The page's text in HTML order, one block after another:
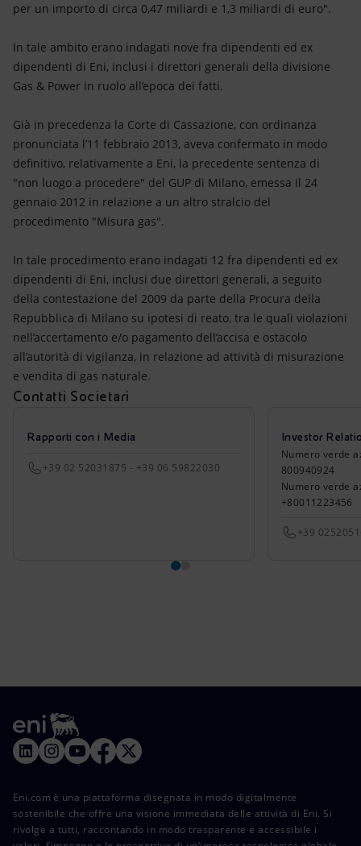
per un importo di circa 0,47 miliardi e 1,3 miliardi di euro".
In tale ambito erano indagati nove fra dipendenti ed ex
dipendenti di Eni, inclusi i direttori generali della divisione
Gas & Power in ruolo all’epoca dei fatti.
Già in precedenza la Corte di Cassazione, con ordinanza
pronunciata l’11 febbraio 2013, aveva confermato in modo
definitivo, relativamente a Eni, la precedente sentenza di
"non luogo a procedere" del GUP di Milano, emessa il 24
gennaio 2012 in relazione a un altro stralcio del
procedimento "Misura gas".
In tale procedimento erano indagati 12 fra dipendenti ed ex
dipendenti di Eni, inclusi due direttori generali, a seguito
della contestazione del 2009 da parte della Procura della
Repubblica di Milano su ipotesi di reato, tra le quali violazioni
nell’accertamento e/o pagamento dell’accisa e ostacolo
all’autorità di vigilanza, in relazione ad attività di misurazione
e vendita di gas naturale.
Contatti Societari
Rapporti con i Media
+39 02 52031875 - +39 06 59822030
Investor
Numero verde
800940924
Numero verde
+80011223456
+39
Eni.com è una piattaforma disegnata in modo digitalmente
sostenibile che offre una visione immediata delle attività di Eni. Si
rivolge a tutti, raccontando in modo trasparente e accessibile i